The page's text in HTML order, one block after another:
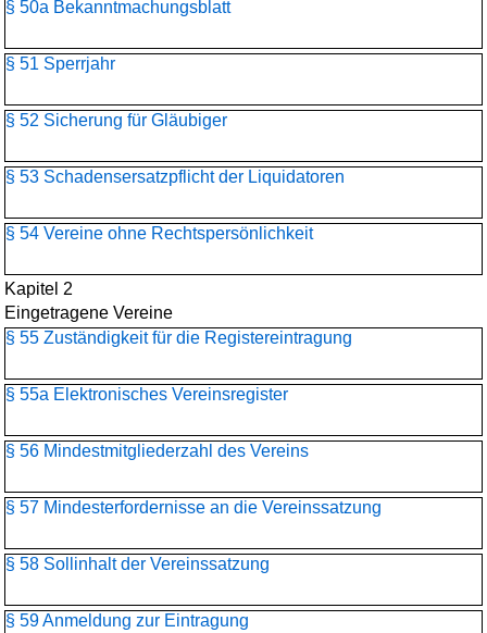
§ 50a Bekanntmachungsblatt
§ 51 Sperrjahr
§ 52 Sicherung für Gläubiger
§ 53 Schadensersatzpflicht der Liquidatoren
§ 54 Vereine ohne Rechtspersönlichkeit
Kapitel 2
Eingetragene Vereine
§ 55 Zuständigkeit für die Registereintragung
§ 55a Elektronisches Vereinsregister
§ 56 Mindestmitgliederzahl des Vereins
§ 57 Mindesterfordernisse an die Vereinssatzung
§ 58 Sollinhalt der Vereinssatzung
§ 59 Anmeldung zur Eintragung